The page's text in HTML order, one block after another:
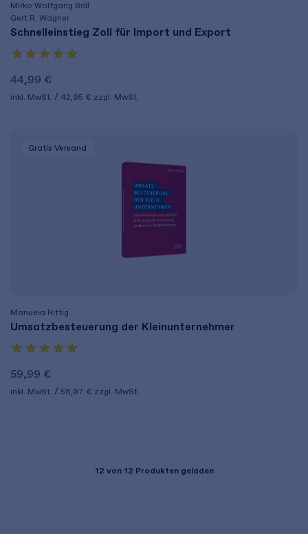
Mirko Wolfgang Brill
Gert R. Wagner
Schnelleinstieg Zoll für Import und Export
44,99 €
inkl. MwSt. 42,05 € zzgl. MwSt.
Gratis Versand
Manuela Rittig
Umsatzbesteuerung der Kleinunternehmer
59,99 €
inkl. MwSt. 56,07 € zzgl. MwSt.
12 von 12 Produkten geladen